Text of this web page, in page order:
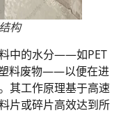
构
中的水分——如PET
塑料废物——以便在进
其工作原理基于高速
片或碎片高效达到所